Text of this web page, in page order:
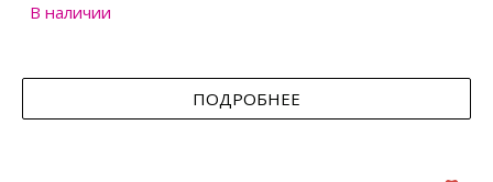
В наличии
ПОДРОБНЕЕ